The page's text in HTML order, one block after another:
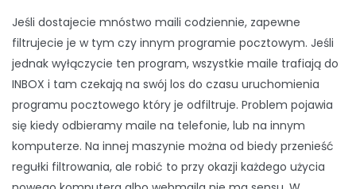
Jeśli dostajecie mnóstwo maili codziennie, zapewne
filtrujecie je w tym czy innym programie pocztowym. Jeśli
jednak wyłączycie ten program, wszystkie maile trafiają do
INBOX i tam czekają na swój los do czasu uruchomienia
programu pocztowego który je odfiltruje. Problem pojawia
się kiedy odbieramy maile na telefonie, lub na innym
komputerze. Na innej maszynie można od biedy przenieść
regułki filtrowania, ale robić to przy okazji każdego użycia